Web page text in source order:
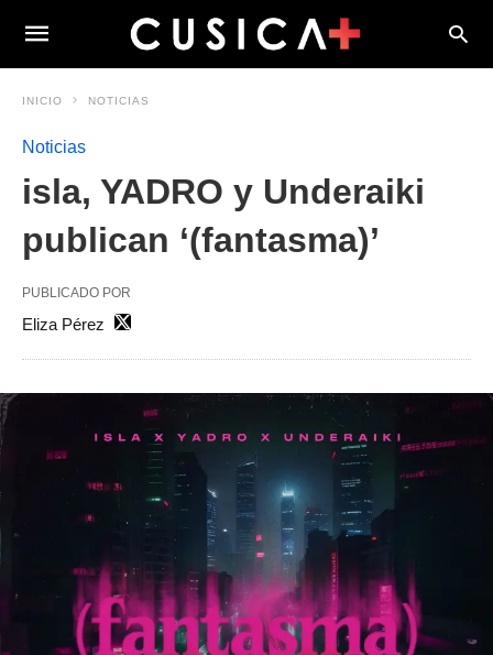
INICIO NOTICIAS
Noticias
isla, YADRO y Underaiki
publican ‘(fantasma)’
PUBLICADO POR
Eliza Pérez